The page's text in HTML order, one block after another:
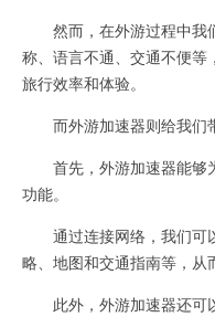
然而，在外游过程中我
称、语言不通、交通不便等
旅行效率和体验。
而外游加速器则给我们
首先，外游加速器能够
功能。
通过连接网络，我们可
略、地图和交通指南等，从
此外，外游加速器还可